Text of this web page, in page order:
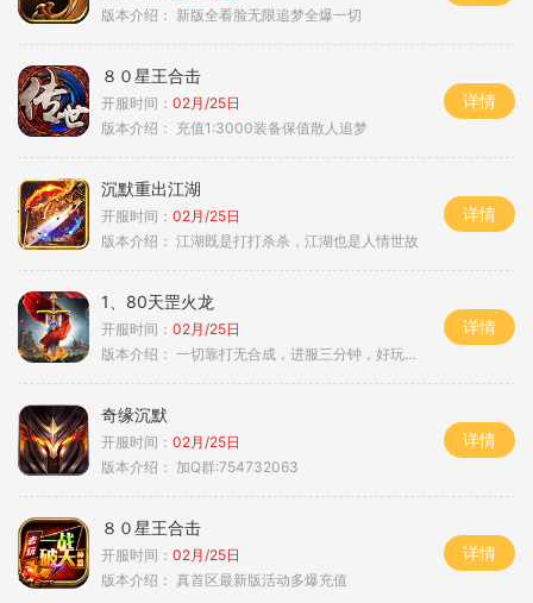
版本介绍： 新版全看脸无限追梦全爆一切
８０星王合击
开服时间： 02月/25日
版本介绍： 充值1:3000装备保值散人追梦
详情
沉默重出江湖
开服时间： 02月/25日
版本介绍： 江湖既是打打杀杀，江湖也是人情世故
详情
1、80天罡火龙
开服时间： 02月/25日
版本介绍： 一切靠打无合成，进服三分钟，好玩一整年。
详情
奇缘沉默
开服时间： 02月/25日
版本介绍： 加Q群:754732063
详情
８０星王合击
开服时间： 02月/25日
版本介绍： 真首区最新版活动多爆充值
详情